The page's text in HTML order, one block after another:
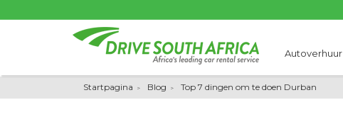
Autoverhuur
Startpagina Blog Top 7 dingen om te doen Durban